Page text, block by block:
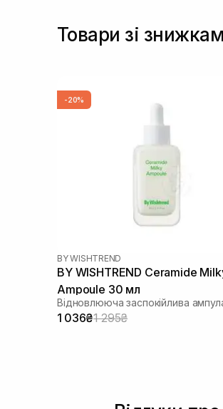
Товари зі
-20%
BY WISHTREND
BY WISHTREND Ceramide
Ampoule 30 мл
1 036₴1 295₴